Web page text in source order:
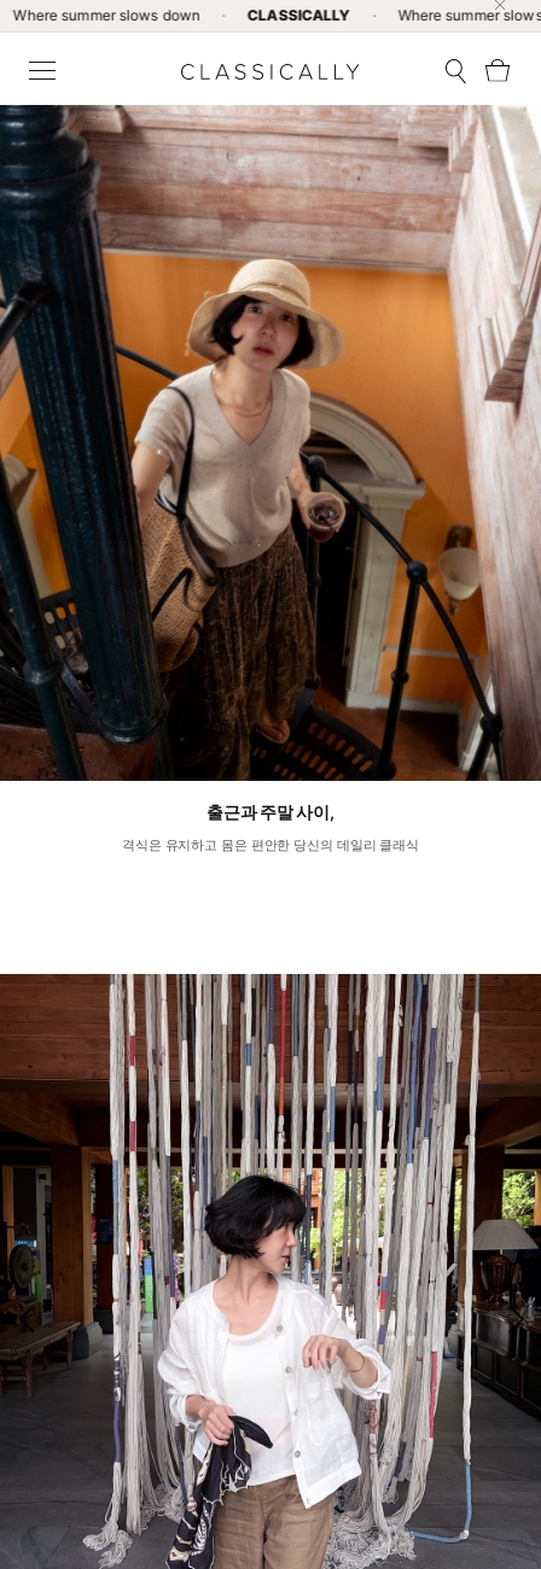
slows down · CLASSICALLY · Where summer slows down ·
출근과 주말 사이,
격식은 유지하고 몸은 편안한 당신의 데일리 클래식